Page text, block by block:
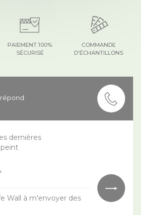
COMMANDE
D'ÉCHANTILLONS
PAIEMENT 100%
SÉCURISÉ
dernières
Wall à m'envoyer des